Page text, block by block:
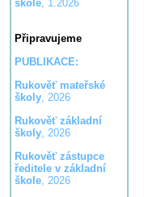
škole, 1.2026
Připravujeme
PUBLIKACE:
Rukověť mateřské
školy, 2026
Rukověť základní
školy, 2026
Rukověť zástupce
ředitele v základní
škole, 2026